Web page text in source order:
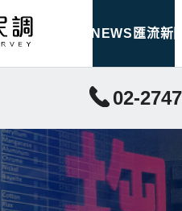
CNEWS匯流新聞
02-